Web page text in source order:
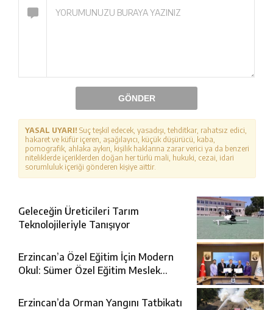
GÖNDER
YASAL UYARI! Suç teşkil edecek, yasadışı, tehditkar, rahatsız edici,
hakaret ve küfür içeren, aşağılayıcı, küçük düşürücü, kaba,
pornografik, ahlaka aykırı, kişilik haklarına zarar verici ya da benzeri
niteliklerde içeriklerden doğan her türlü mali, hukuki, cezai, idari
sorumluluk içeriği gönderen kişiye aittir.
Geleceğin Üreticileri Tarım
Teknolojileriyle Tanışıyor
Erzincan’a Özel Eğitim İçin Modern
Okul: Sümer Özel Eğitim Meslek
Erzincan’da Orman Yangını Tatbikatı